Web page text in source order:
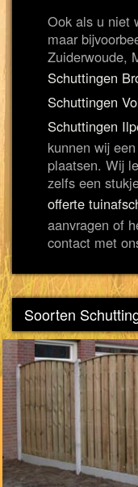
Ook als u niet
maar
Zuiderwoude,
Schuttingen
Schuttingen
Schuttingen
kunnen wij
plaatsen. Wij
zelfs een
offerte
aanvragen of
contact met
Soorten